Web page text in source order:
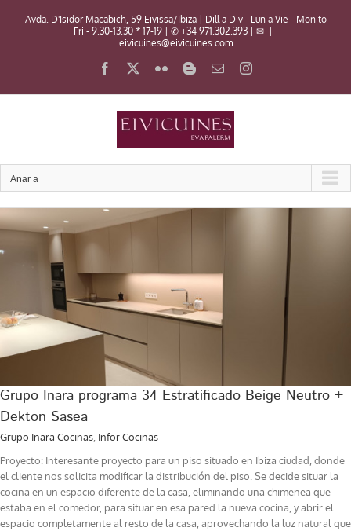
Avda. D'Isidor Macabich, 59 Eivissa/Ibiza | Dill a Div - Lun a Vie - Mon to
Fri - 9.30-13.30 * 17-19 | ✆ +34 971.302.393 | ✉
eivicuines@eivicuines.com
Facebook FlickrBloggerEmail:Instagram
Anar a
Grupo Inara programa 34 Estratificado Beige Neutro +
Dekton Sasea
Grupo Inara Cocinas Infor Cocinas
Proyecto: Interesante proyecto para un piso situado en Ibiza ciudad, donde
el cliente nos solicita modificar la distribución del piso. Se decide situar la
cocina en un espacio diferente de la casa, eliminando una chimenea que
estaba en el comedor, para situar en esa pared la nueva cocina, y abrir el
espacio completamente al resto de la casa, aprovechando la luz natural que